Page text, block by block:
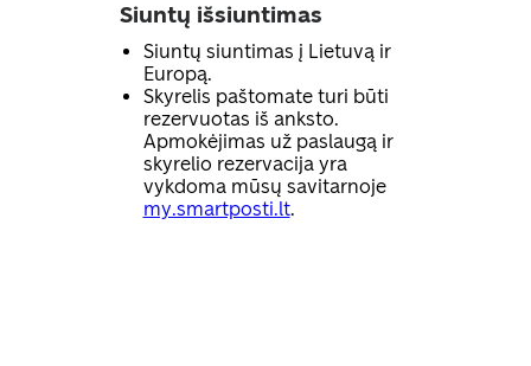
Siuntų išsiuntimas
Siuntų siuntimas į Lietuvą ir
Europą.
Skyrelis paštomate turi būti
rezervuotas iš anksto.
Apmokėjimas už paslaugą ir
skyrelio rezervacija yra
vykdoma mūsų savitarnoje
my.smartposti.lt.